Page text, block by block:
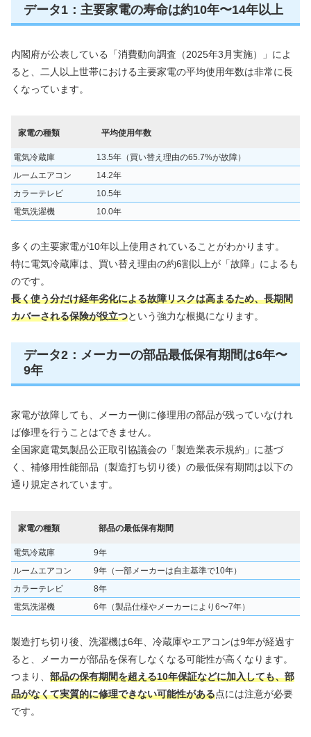
データ1：主要家電の寿命は約10年〜14年以上
内閣府が公表している「消費動向調査（2025年3月実施）」によ
ると、二人以上世帯における主要家電の平均使用年数は非常に長
くなっています。
家電の種類 平均使用年数
電気冷蔵庫
13.5年（買い替え理由の65.7%が故障）
ルームエアコン
14.2年
カラーテレビ
10.5年
電気洗濯機
10.0年
多くの主要家電が10年以上使用されていることがわかります。
特に電気冷蔵庫は、買い替え理由の約6割以上が「故障」によるも
のです。
長く使う分だけ経年劣化による故障リスクは高まるため、長期間
カバーされる保険が役立つという強力な根拠になります。
データ2：メーカーの部品最低保有期間は6年〜
9年
家電が故障しても、メーカー側に修理用の部品が残っていなけれ
ば修理を行うことはできません。
全国家庭電気製品公正取引協議会の「製造業表示規約」に基づ
く、補修用性能部品（製造打ち切り後）の最低保有期間は以下の
通り規定されています。
家電の種類 部品の最低保有期間
電気冷蔵庫
9年
ルームエアコン
9年（一部メーカーは自主基準で10年）
カラーテレビ
8年
電気洗濯機
6年（製品仕様やメーカーにより6〜7年）
製造打ち切り後、洗濯機は6年、冷蔵庫やエアコンは9年が経過す
ると、メーカーが部品を保有しなくなる可能性が高くなります。
つまり、 部品の保有期間を超える10年保証などに加入しても、部
品がなくて実質的に修理できない可能性がある点には注意が必要
です。